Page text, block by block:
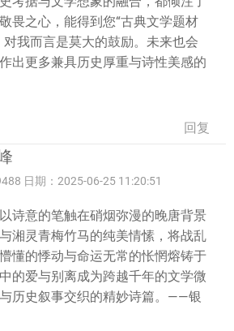
畏之心，能得到您“古典文学题材
对我而言是莫大的鼓励。未来也会
出更多兼具历史厚重与诗性美感的
回复
日期：2025-06-25 11:20:51
诗意的笔触在硝烟弥漫的晚唐背景
湘灵青梅竹马的纯美情愫，将战乱
懂的悸动与命运无常的怅惘熔铸于
的爱与别离成为跨越千年的文学微
历史叙事交织的精妙诗篇。——银